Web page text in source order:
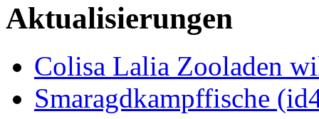
Aktualisierungen
Colisa Lalia Zooladen
Smaragdkampffische